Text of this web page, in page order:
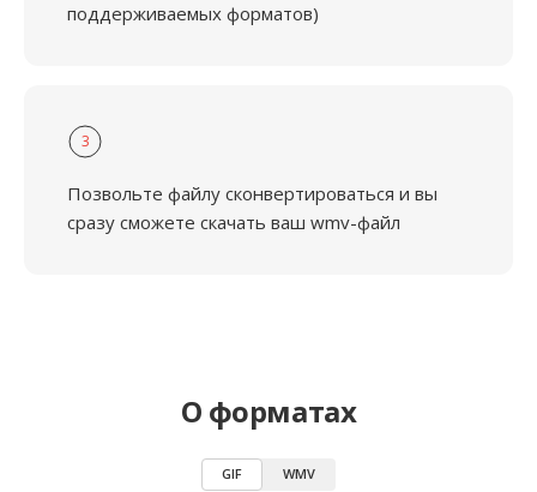
поддерживаемых форматов)
3
Позвольте файлу сконвертироваться и вы
сразу сможете скачать ваш wmv-файл
О форматах
GIF WMV